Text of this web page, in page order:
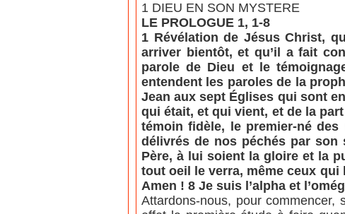
1 DIEU EN SON MYSTERE
LE PROLOGUE 1, 1-8
1 Révélation de Jésus Christ,
arriver bientôt, et qu’il a fait
parole de Dieu et le
entendent les paroles de la
Jean aux sept Églises qui sont
qui était, et qui vient, et de la
témoin fidèle, le premier-né
délivrés de nos péchés par
Père, à lui soient la gloire et la
tout oeil le verra, même ceux qui
Amen ! 8 Je suis l’alpha et
Attardons-nous, pour